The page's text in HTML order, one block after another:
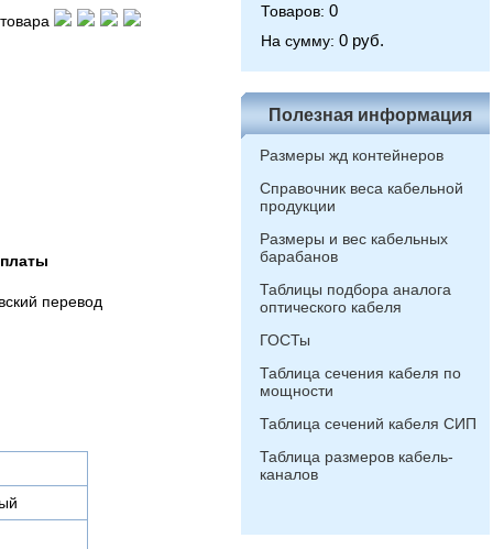
перевод
Товаров: 0
На сумму: 0 руб.
Полезная информация
Размеры жд контейнеров
Справочник веса кабельной
продукции
Размеры и вес кабельных
барабанов
Таблицы подбора аналога
оптического кабеля
ГОСТы
Таблица сечения кабеля по
мощности
Таблица сечений кабеля СИП
Таблица размеров кабель-
каналов